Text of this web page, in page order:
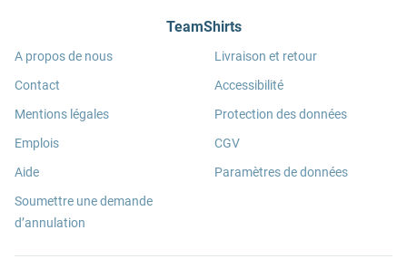
TeamShirts
A propos de nous
Contact
Mentions légales
Emplois
Aide
Soumettre une demande
d’annulation
Livraison et retour
Accessibilité
Protection des données
CGV
Paramètres de données